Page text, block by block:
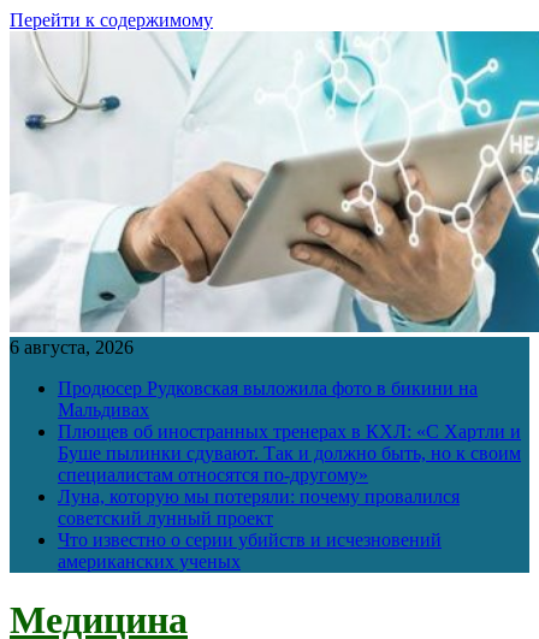
Перейти к содержимому
6 августа, 2026
Продюсер Рудковская выложила фото в бикини на
Мальдивах
Плющев об иностранных тренерах в КХЛ: «С Хартли и
Буше пылинки сдувают. Так и должно быть, но к своим
специалистам относятся по-другому»
Луна, которую мы потеряли: почему провалился
советский лунный проект
Что известно о серии убийств и исчезновений
американских ученых
Медицина